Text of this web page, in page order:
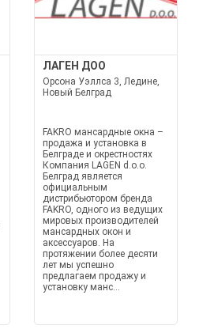
ЛАГЕН ДОО
Орсона Уэллса 3, Ледине,
Новый Белград
FAKRO мансардные окна –
продажа и установка в
Белграде и окрестностях
Компания LAGEN d.o.o.
Белград является
официальным
дистрибьютором бренда
FAKRO, одного из ведущих
мировых производителей
мансардных окон и
аксессуаров. На
протяжении более десяти
лет мы успешно
предлагаем продажу и
установку манс...